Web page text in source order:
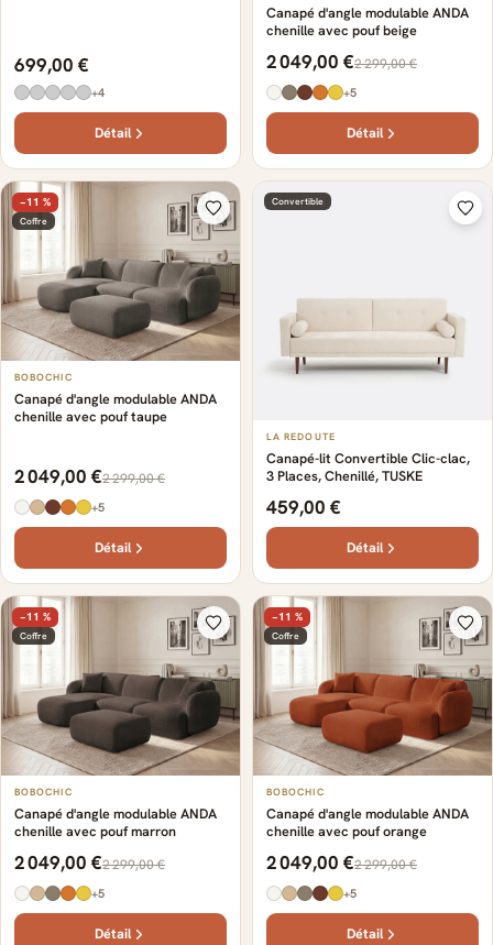
699,00 €
+4
Détail
Canapé d'angle modulable ANDA
chenille avec pouf beige
2 049,00 €2 299,00 €
+5
Détail
−11 %
Coffre
BOBOCHIC
Canapé d'angle modulable ANDA
chenille avec pouf taupe
2 049,00 €2 299,00 €
+5
Détail
Convertible
LA REDOUTE
Canapé-lit Convertible Clic-clac,
3 Places, Chenillé, TUSKE
459,00 €
Détail
−11 %
Coffre
BOBOCHIC
Canapé d'angle modulable ANDA
chenille avec pouf marron
2 049,00 €2 299,00 €
+5
Détail
−11 %
Coffre
BOBOCHIC
Canapé d'angle modulable ANDA
chenille avec pouf orange
2 049,00 €2 299,00 €
+5
Détail